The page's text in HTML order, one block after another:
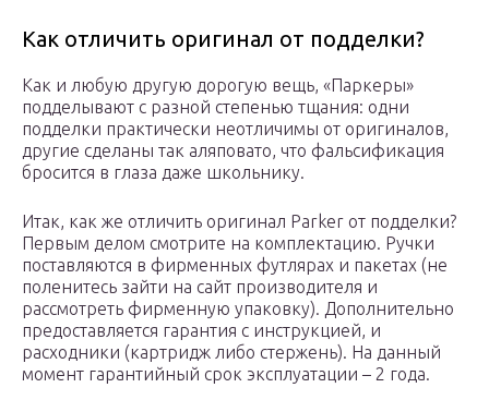
Как отличить оригинал от подделки?
Как и любую другую дорогую вещь, «Паркеры»
подделывают с разной степенью тщания: одни
подделки практически неотличимы от оригиналов,
другие сделаны так аляповато, что фальсификация
бросится в глаза даже школьнику.
Итак, как же отличить оригинал Parker от подделки?
Первым делом смотрите на комплектацию. Ручки
поставляются в фирменных футлярах и пакетах (не
поленитесь зайти на сайт производителя и
рассмотреть фирменную упаковку). Дополнительно
предоставляется гарантия с инструкцией, и
расходники (картридж либо стержень). На данный
момент гарантийный срок эксплуатации – 2 года.